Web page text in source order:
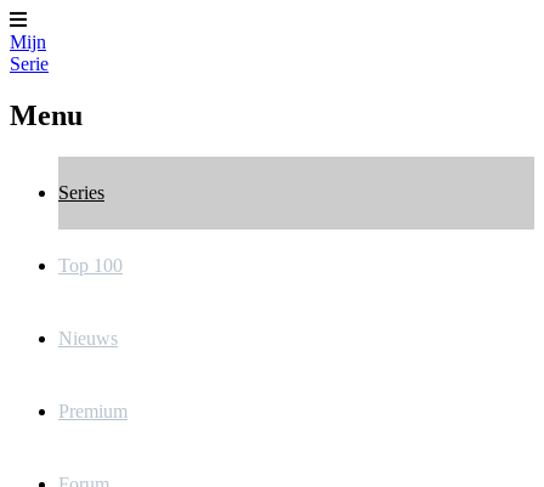
Mijn
Serie
Menu
Series
Top 100
Nieuws
Premium